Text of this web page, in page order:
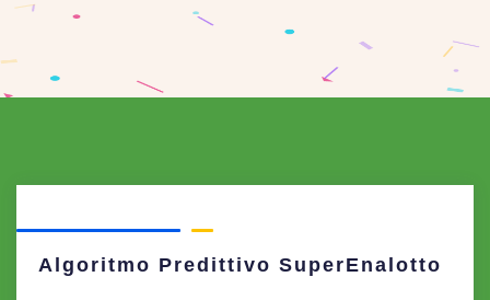
Algoritmo Predittivo SuperEnalotto